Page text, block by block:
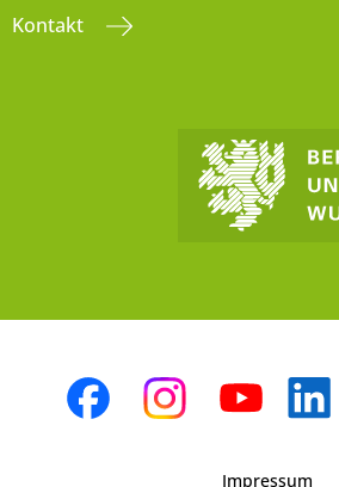
Kontakt
Impressum